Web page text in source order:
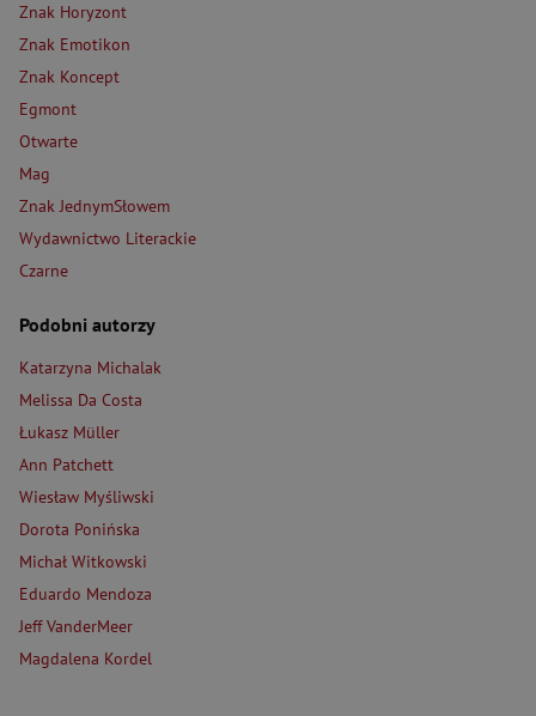
Znak Horyzont
Znak Emotikon
Znak Koncept
Egmont
Otwarte
Mag
Znak JednymSłowem
Wydawnictwo Literackie
Czarne
Podobni autorzy
Katarzyna Michalak
Melissa Da Costa
Łukasz Müller
Ann Patchett
Wiesław Myśliwski
Dorota Ponińska
Michał Witkowski
Eduardo Mendoza
Jeff VanderMeer
Magdalena Kordel